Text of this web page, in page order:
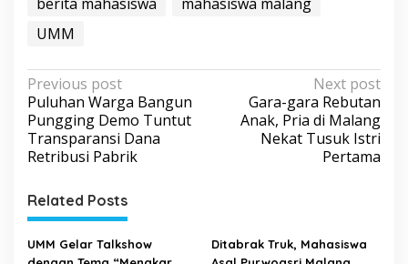
UMM
P
o
s
t
n
a
v
Previous post
Puluhan Warga Bangun
Pungging Demo Tuntut
Transparansi Dana
Retribusi Pabrik
Next post
Gara-gara Rebutan
Anak, Pria di Malang
Nekat Tusuk Istri
Pertama
Related Posts
UMM Gelar Talkshow
Ditabrak Truk, Mahasiswa